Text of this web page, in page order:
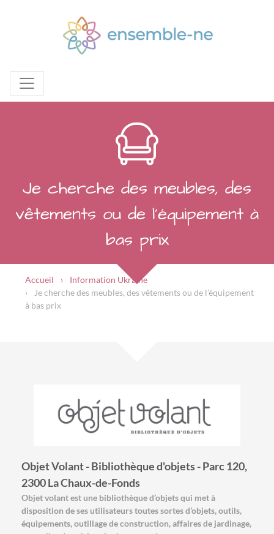
Je cherche des meubles, des
vêtements ou de l’équipement à
bas prix
Accueil
Information Ukraine
Je cherche des meubles, des vêtements ou de l’équipement
à bas prix
Objet Volant - Bibliothèque d'objets - Parc 120,
2300 La Chaux-de-Fonds
Objet volant est une bibliothèque d’objets qui met à
disposition de ses utilisateurs toutes sortes d’objets, outils,
équipements, outillage de construction, affaires de jardinage,